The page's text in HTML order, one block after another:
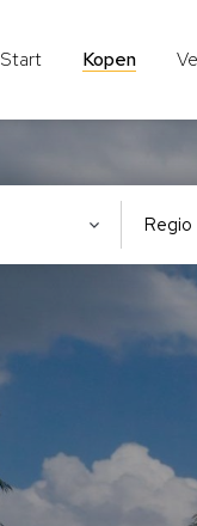
Start Kopen